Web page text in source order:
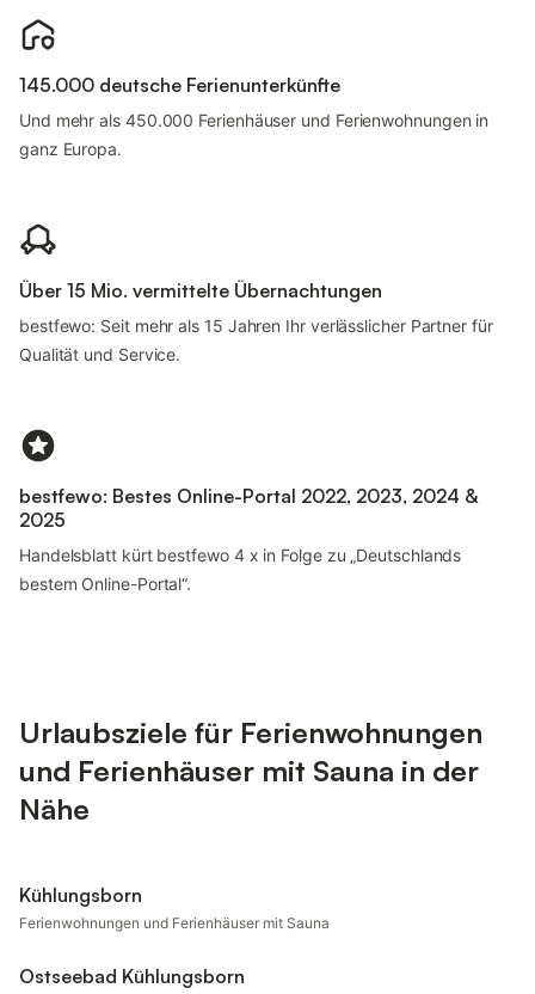
145.000 deutsche Ferienunterkünfte
Und mehr als 450.000 Ferienhäuser und Ferienwohnungen in
ganz Europa.
Über 15 Mio. vermittelte Übernachtungen
bestfewo: Seit mehr als 15 Jahren Ihr verlässlicher Partner für
Qualität und Service.
bestfewo: Bestes Online-Portal 2022, 2023, 2024 &
2025
Handelsblatt kürt bestfewo 4 x in Folge zu „Deutschlands
bestem Online-Portal“.
Urlaubsziele für Ferienwohnungen
und Ferienhäuser mit Sauna in der
Nähe
Kühlungsborn
Ferienwohnungen und Ferienhäuser mit Sauna
Ostseebad Kühlungsborn